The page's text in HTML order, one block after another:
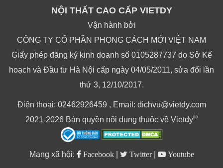
NỘI THẤT CAO CẤP VIETDY
Vận hành bởi
CÔNG TY CỔ PHẦN PHONG CÁCH MỚI VIỆT NAM
Giấy phép đăng ký kinh doanh số 0105287737 do Sở Kế
hoạch và Đầu tư Hà Nội cấp ngày 04/05/2011, sửa đổi lần
thứ 3, 12/10/2017.
Điện thoại: 02462926459 , Email: dichvu@vietdy.com
2021-2026 Bản quyền nội dung thuộc về Vietdy®
Mạng xã hội: Facebook Twitter Youtube